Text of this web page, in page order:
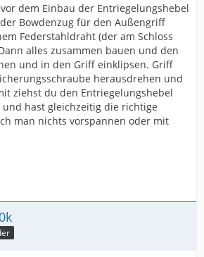
dem Einbau der Entriegelungshebel
Bowdenzug für den Außengriff
Federstahldraht (der am Schloss
alles zusammen bauen und den
und in den Griff einklipsen. Griff
herausdrehen und
ziehst du den Entriegelungshebel
hast gleichzeitig die richtige
man nichts vorspannen oder mit